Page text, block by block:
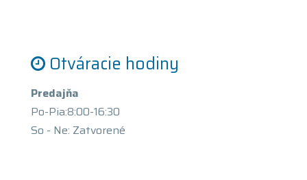
Otváracie hodiny
Predajňa
Po-Pia:8:00-16:30
So - Ne: Zatvorené